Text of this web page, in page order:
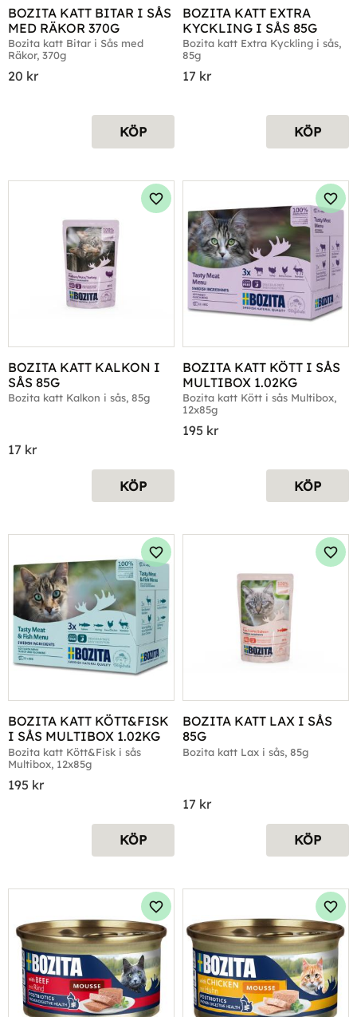
BOZITA KATT BITAR I SÅS
MED RÄKOR 370G
Bozita katt Bitar i Sås med
Räkor, 370g
20 kr
KÖP
BOZITA KATT EXTRA
KYCKLING I SÅS 85G
Bozita katt Extra Kyckling i sås,
85g
17 kr
KÖP
BOZITA KATT KALKON I
SÅS 85G
Bozita katt Kalkon i sås, 85g
17 kr
Lägg till i favoriter
KÖP
BOZITA KATT KÖTT I SÅS
MULTIBOX 1.02KG
Bozita katt Kött i sås Multibox,
12x85g
195 kr
KÖP
BOZITA KATT KÖTT&FISK
I SÅS MULTIBOX 1.02KG
Bozita katt Kött&Fisk i sås
Multibox, 12x85g
195 kr
Lägg till i favoriter
KÖP
BOZITA KATT LAX I SÅS
85G
Bozita katt Lax i sås, 85g
17 kr
KÖP
Lägg till i favoriter